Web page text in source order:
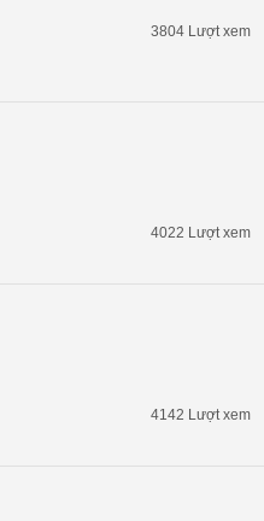
3804 Lượt xem
4022 Lượt xem
4142 Lượt xem